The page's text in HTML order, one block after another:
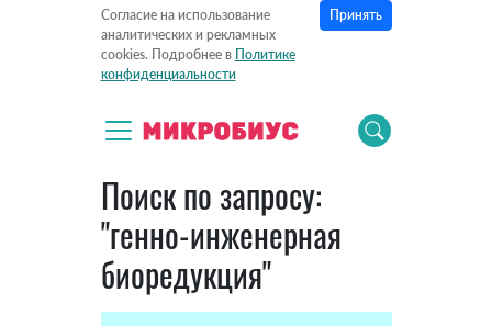
Согласие на использование
аналитических и рекламных
cookies. Подробнее в Политике
конфиденциальности
Принять
Поиск по запросу:
"генно-инженерная
биоредукция"